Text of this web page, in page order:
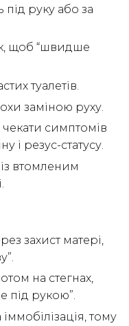
руку або за
щоб “швидше
туалетів.
заміною руху.
чекати симптомів
і резус-статусу.
втомленим
захист матері,
на стегнах,
під рукою”.
тому